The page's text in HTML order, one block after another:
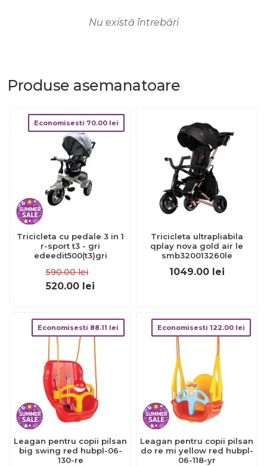
Nu există întrebări
Produse asemanatoare
Economisesti 70.00 lei
Tricicleta cu pedale 3 in 1
r-sport t3 - gri
edeedit500(t3)gri
590.00 lei
520.00 lei
Tricicleta ultrapliabila
qplay nova gold air le
smb320013260le
1049.00 lei
Economisesti 88.11 lei
Leagan pentru copii pilsan
big swing red hubpl-06-
130-re
Economisesti 122.00 lei
Leagan pentru copii pilsan
do re mi yellow red hubpl-
06-118-yr